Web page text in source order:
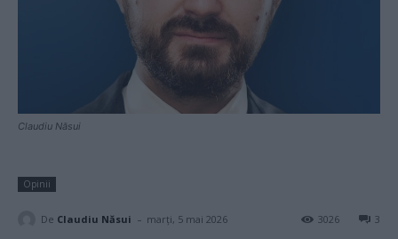
Claudiu Năsui
Opinii
De Claudiu Năsui - marți, 5 mai 2026 3
3026